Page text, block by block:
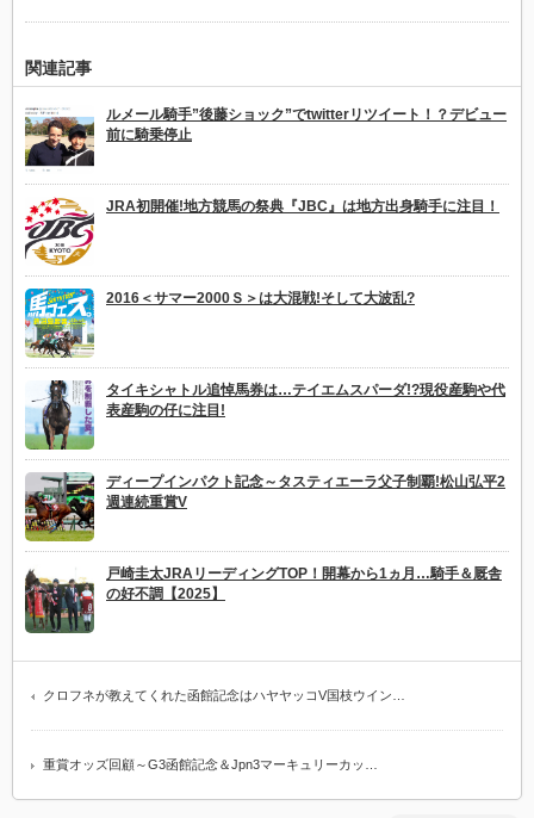
関連記事
ルメール騎手”後藤ショック”でtwitterリツイート！？デビュー
前に騎乗停止
JRA初開催!地方競馬の祭典『JBC』は地方出身騎手に注目！
2016＜サマー2000Ｓ＞は大混戦!そして大波乱?
タイキシャトル追悼馬券は…テイエムスパーダ!?現役産駒や代
表産駒の仔に注目!
ディープインパクト記念～タスティエーラ父子制覇!松山弘平2
週連続重賞V
戸崎圭太JRAリーディングTOP！開幕から1ヵ月…騎手＆厩舎
の好不調【2025】
クロフネが教えてくれた函館記念はハヤヤッコV国枝ウイン…
重賞オッズ回顧～G3函館記念＆Jpn3マーキュリーカッ…